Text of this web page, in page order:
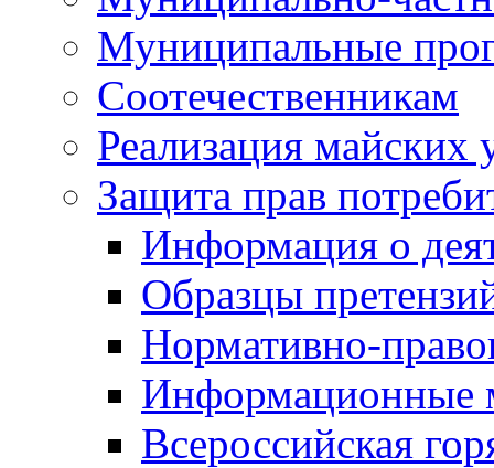
Муниципальные
Соотечественникам
Реализация майских
Защита прав
Информация о
Образцы
Нормативно-
Информационные
Всероссийская